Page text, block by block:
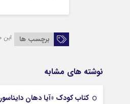
برچسب ها
نوشته های مشابه
کتاب کودک «آیا دهان